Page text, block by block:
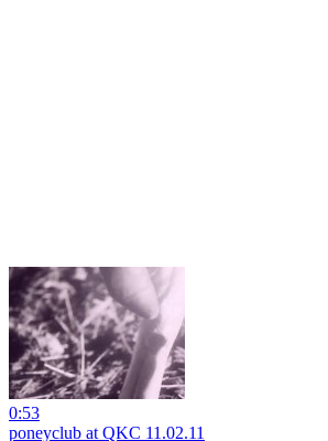
0:53
poneyclub at QKC 11.02.11